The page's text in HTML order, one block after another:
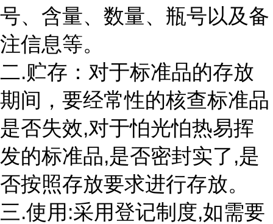
号、含量、数量、瓶号以及备
注信息等。
二.贮存：对于标准品的存放
期间，要经常性的核查标准品
是否失效,对于怕光怕热易挥
发的标准品,是否密封实了,是
否按照存放要求进行存放。
三.使用:采用登记制度,如需要